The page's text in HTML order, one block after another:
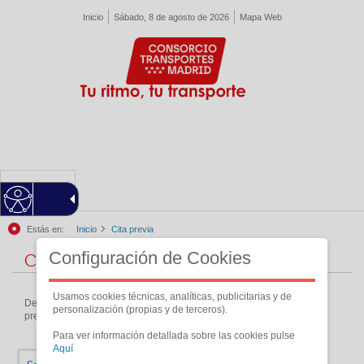
Inicio Sábado, 8 de agosto de 2026 Mapa Web
MENU
Estás en: Inicio Cita previa
Cita previa
Desde esta sección podrás realizar las gestiones necesarias de cita
previa.
Configuración de Cookies
Usamos cookies técnicas, analíticas, publicitarias y de
personalización (propias y de terceros).
Para ver información detallada sobre las cookies pulse
Aquí